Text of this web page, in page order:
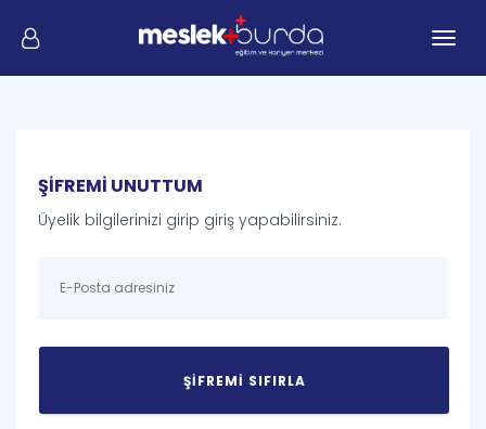
ŞİFREMİ UNUTTUM
Üyelik bilgilerinizi girip giriş yapabilirsiniz.